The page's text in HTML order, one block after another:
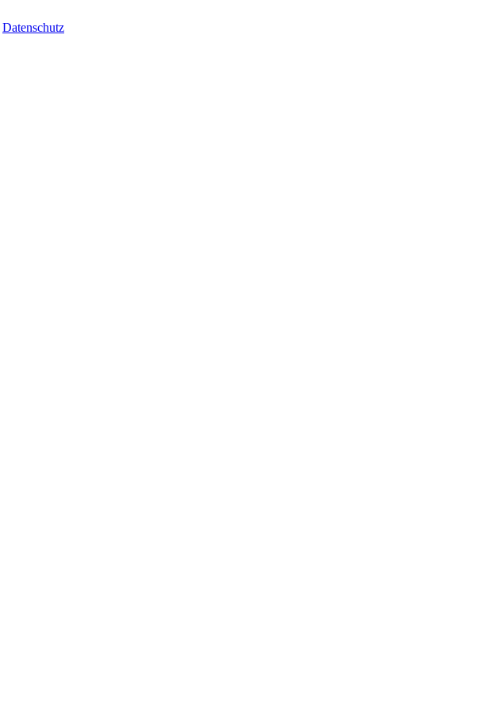
Datenschutz